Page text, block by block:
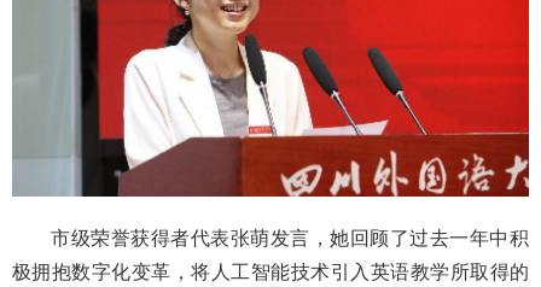
市级荣誉获得者代表张萌发言，她回顾了过去一年中积
极拥抱数字化变革，将人工智能技术引入英语教学所取得的